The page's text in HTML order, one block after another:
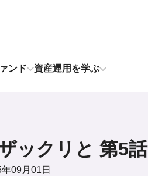
ンド 資産運用を学ぶ
ックリと 第5話
09月01日